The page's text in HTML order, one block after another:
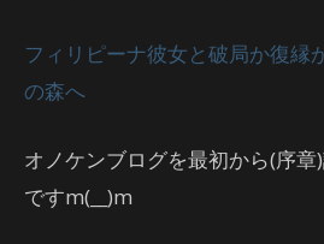
フィリピーナ彼女と破局か復縁
の森へ
オノケンブログを最初から(序
ですm(__)m